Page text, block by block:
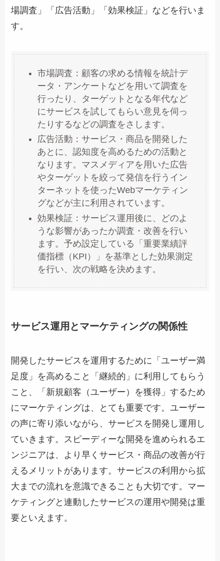
場調査」「広告活動」「効果検証」などを行いま
す。
市場調査：顧客の求める情報を統計デ
ータ・アンケートなどを用いて調査を
行ったり、ターゲットとなる年代など
にサービスを試してもらい意見を伺っ
たりするなどの調査をさします。
広告活動：サービス・商品を開発した
あとに、認知度を高めるための活動と
なります。マスメディアを用いた広告
やターゲットを絞って発信を行うイン
ターネットを使ったWebマーケティン
グなどが主に利用されています。
効果検証：サービス運用後に、どのよ
うな影響があったか調査・改善を行い
ます。予め設定している「重要業績評
価指標（KPI）」を基準とした効果測定
を行い、次の戦略を決めます。
サービス運用とマーケティングの関係性
開発したサービスを運用するために「ユーザー満
足度」を高めること「継続的」に利用してもらう
こと、「新規顧客（ユーザー）を獲得」するため
にマーケティングは、とても重要です。ユーザー
の声に寄り添いながら、サービスを開発し運用し
ていきます。スピーディーな開発を進められるエ
ンジニアは、より早くサービス・商品の改善が行
えるメリットがあります。サービスの利用から拡
大までの流れを意識できることも大切です。マー
ケティングと連動したサービスの運用や開発は重
要といえます。